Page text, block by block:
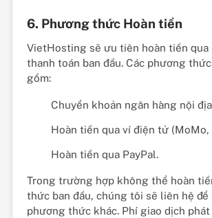
6. Phương thức Hoàn tiền
VietHosting sẽ ưu tiên hoàn tiền
thanh toán ban đầu. Các phương
gồm:
Chuyển khoản ngân hàng nội
Hoàn tiền qua ví điện tử (MoMo,
Hoàn tiền qua PayPal.
Trong trường hợp không thể hoàn
thức ban đầu, chúng tôi sẽ liên hệ
phương thức khác. Phí giao dịch phát